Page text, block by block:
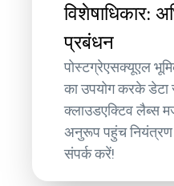
विशेषाधिकार:
प्रबंधन
पोस्टग्रेएसक्यूएल
का उपयोग करके डेटा
क्लाउडएक्टिव लैब्स
अनुरूप पहुंच नियंत्रण
संपर्क करें!